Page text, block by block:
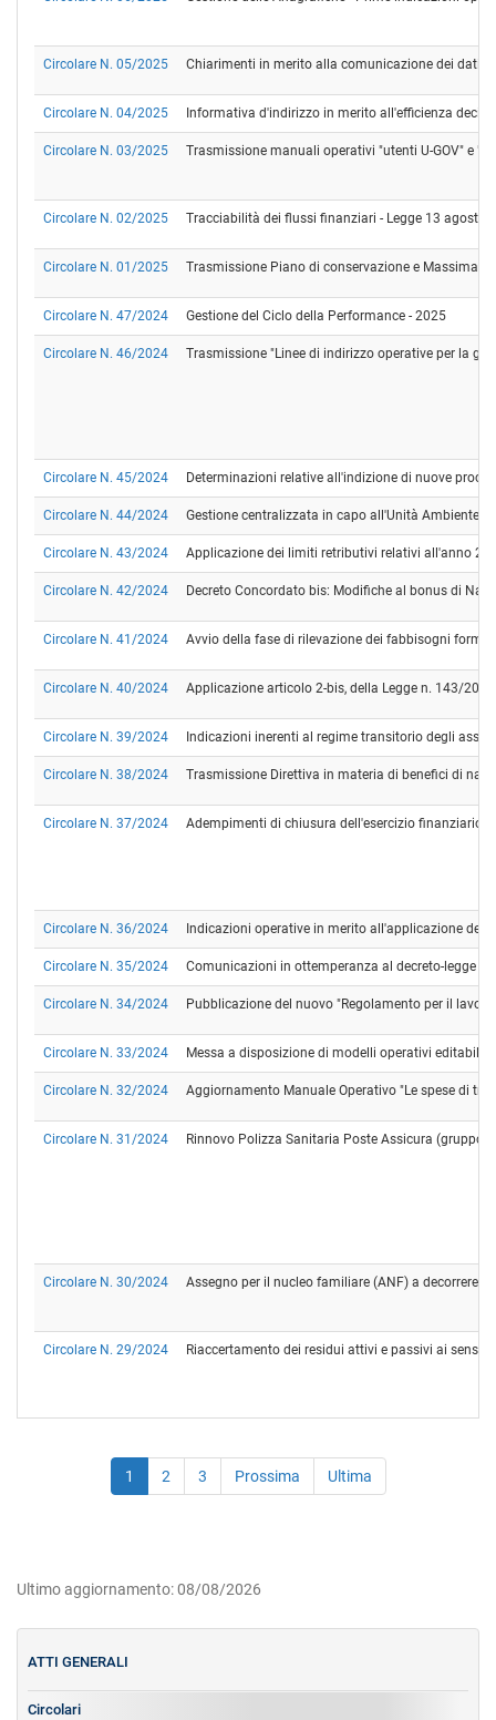
Circolare N. 05/2025 Chiarimenti in merito alla comunicazione dei dati
Circolare N. 04/2025 Informativa d'indirizzo in merito all'efficienza
Circolare N. 03/2025 Trasmissione manuali operativi "utenti U-GOV" e
Circolare N. 02/2025 Tracciabilità dei flussi finanziari - Legge 13 agosto
Circolare N. 01/2025 Trasmissione Piano di conservazione e
Circolare N. 47/2024 Gestione del Ciclo della Performance - 2025
Circolare N. 46/2024 Trasmissione "Linee di indirizzo operative per la
Circolare N. 45/2024 Determinazioni relative all'indizione di nuove
Circolare N. 44/2024 Gestione centralizzata in capo all'Unità Ambiente
Circolare N. 43/2024 Applicazione dei limiti retributivi relativi all'anno
Circolare N. 42/2024 Decreto Concordato bis: Modifiche al bonus di
Circolare N. 41/2024 Avvio della fase di rilevazione dei fabbisogni
Circolare N. 40/2024 Applicazione articolo 2-bis, della Legge n. 143/
Circolare N. 39/2024 Indicazioni inerenti al regime transitorio degli
Circolare N. 38/2024 Trasmissione Direttiva in materia di benefici di
Circolare N. 37/2024 Adempimenti di chiusura dell'esercizio finanziario
Circolare N. 36/2024 Indicazioni operative in merito all'applicazione
Circolare N. 35/2024 Comunicazioni in ottemperanza al decreto-legge
Circolare N. 34/2024 Pubblicazione del nuovo "Regolamento per il
Circolare N. 33/2024 Messa a disposizione di modelli operativi editabili
Circolare N. 32/2024 Aggiornamento Manuale Operativo "Le spese di
Circolare N. 31/2024 Rinnovo Polizza Sanitaria Poste Assicura (gruppo
Circolare N. 30/2024 Assegno per il nucleo familiare (ANF) a decorrere
Circolare N. 29/2024 Riaccertamento dei residui attivi e passivi ai sensi
1 2 3 Prossima Ultima
Ultimo aggiornamento: 08/08/2026
ATTI GENERALI
Circolari